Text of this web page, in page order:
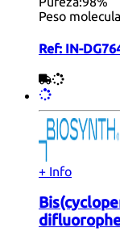
Peso
Ref: IN-
+ Info